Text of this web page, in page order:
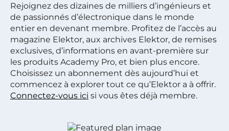
Rejoignez des dizaines de milliers d’ingénieurs et
de passionnés d’électronique dans le monde
entier en devenant membre. Profitez de l’accès au
magazine Elektor, aux archives Elektor, de remises
exclusives, d’informations en avant-première sur
les produits Academy Pro, et bien plus encore.
Choisissez un abonnement dès aujourd’hui et
commencez à explorer tout ce qu’Elektor a à offrir.
Connectez-vous ici si vous êtes déjà membre.